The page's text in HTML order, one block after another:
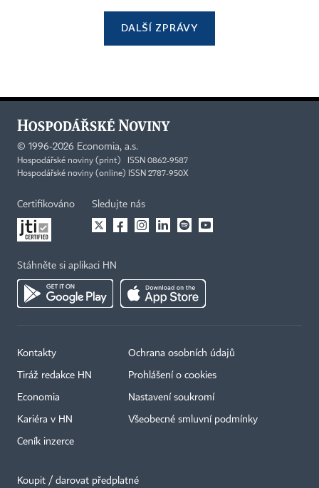
DALŠÍ ZPRÁVY
© 1996-2026 Economia, a.s.
Hospodářské noviny (print) ISSN 0862-9587
Hospodářské noviny (online) ISSN 2787-950X
Certifikováno Sledujte nás
Stáhněte si aplikaci HN
Kontakty
Tiráž redakce HN
Economia
Kariéra v HN
Ceník inzerce
Ochrana osobních údajů
Prohlášení o cookies
Nastavení soukromí
Všeobecné smluvní podmínky
Koupit / darovat předplatné